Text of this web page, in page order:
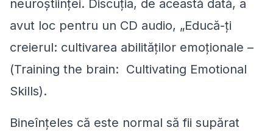
neuroștiinței. Discuția, de această dată, a
avut loc pentru un CD audio, „Educă-ți
creierul: cultivarea abilităților emoționale –
(Training the brain: Cultivating Emotional
Skills).
Bineînțeles că este normal să fii supărat